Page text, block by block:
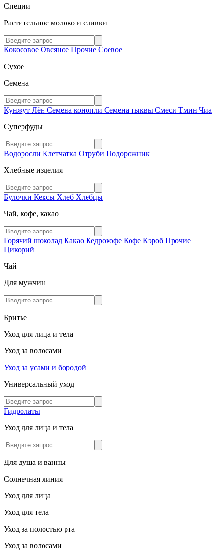
Специи
Растительное молоко и сливки
Кокосовое Овсяное Прочие Соевое
Сухое
Семена
Кунжут Лён Семена конопли Семена тыквы Смеси Тмин Чиа
Суперфуды
Водоросли Клетчатка Отруби Подорожник
Хлебные изделия
Булочки Кексы Хлеб Хлебцы
Чай, кофе, какао
Горячий шоколад Какао Кедрокофе Кофе Кэроб Прочие
Цикорий
Чай
Для мужчин
Бритье
Уход для лица и тела
Уход за волосами
Уход за усами и бородой
Универсальный уход
Гидролаты
Уход для лица и тела
Для душа и ванны
Солнечная линия
Уход для лица
Уход для тела
Уход за полостью рта
Уход за волосами